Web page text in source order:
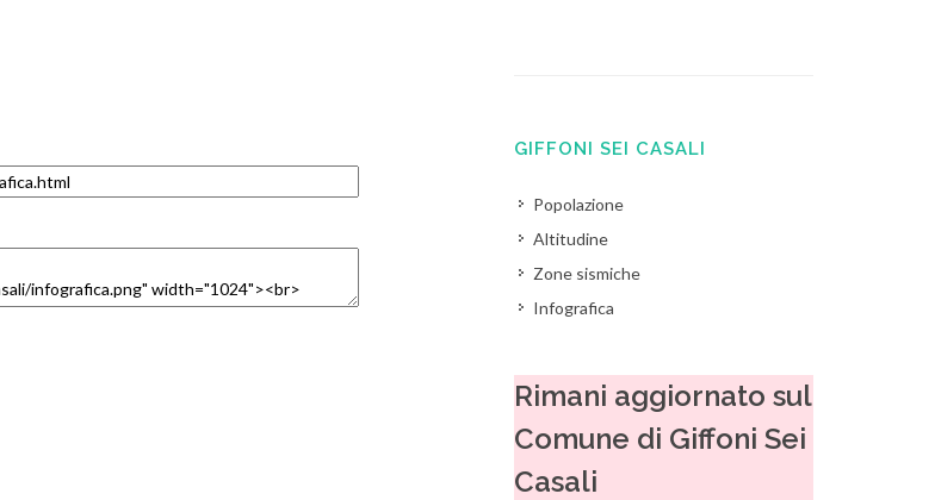
GIFFONI SEI CASALI
Popolazione
Altitudine
Zone sismiche
Infografica
Rimani aggiornato sul
Comune di Giffoni Sei
Casali